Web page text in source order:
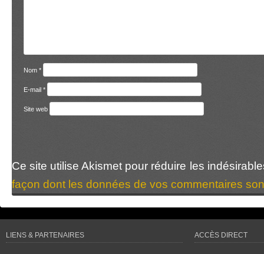
Nom *
E-mail *
Site web
Ce site utilise Akismet pour réduire les
façon dont les données de vos commentaires
LIENS & PARTENAIRES ACCÈS DIRECT